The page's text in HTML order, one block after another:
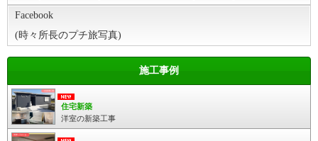
Facebook
(時々所長のプチ旅写真)
施工事例
住宅新築
洋室の新築工事